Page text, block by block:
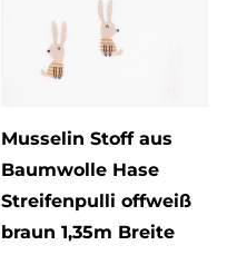
Musselin Stoff aus
Baumwolle Hase
Streifenpulli offweiß
braun 1,35m Breite